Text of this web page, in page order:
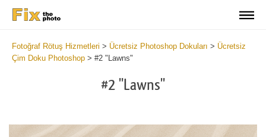
Fotoğraf Rötuş Hizmetleri > Ücretsiz Photoshop Dokuları > Ücretsiz
Çim Doku Photoshop > #2 "Lawns"
#2 "Lawns"